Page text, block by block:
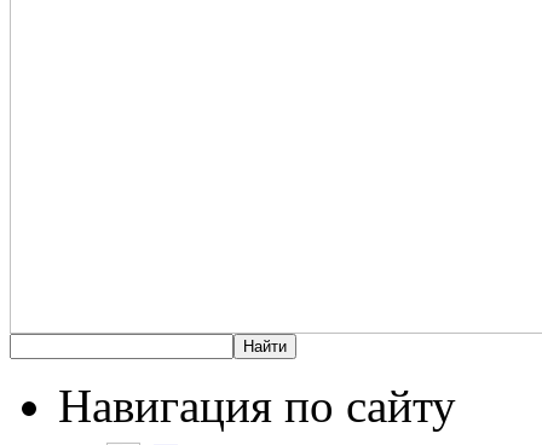
Навигация по сайту